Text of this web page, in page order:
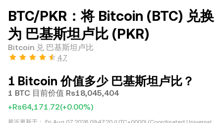
BTC/PKR：将 Bitcoin (BTC) 兑换
为 巴基斯坦卢比 (PKR)
Bitcoin 兑 巴基斯坦卢比
4.7
1 Bitcoin 价值多少 巴基斯坦卢比？
1 BTC 目前价值 Rs18,045,404
+Rs64,171.72(+0.00%)